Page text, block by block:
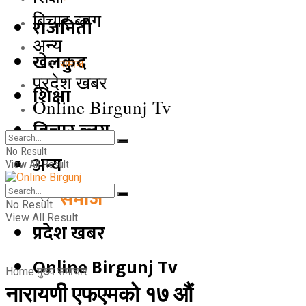
राजनिती
खेलकुद
शिक्षा
बिचार ब्लग
अन्य
समाज
प्रदेश खबर
Online Birgunj Tv
बिचार ब्लग
अन्य
समाज
प्रदेश खबर
Online Birgunj Tv
No Result
View All Result
No Result
View All Result
Home मुख्य समाचार
नारायणी एफएमको १७ औं